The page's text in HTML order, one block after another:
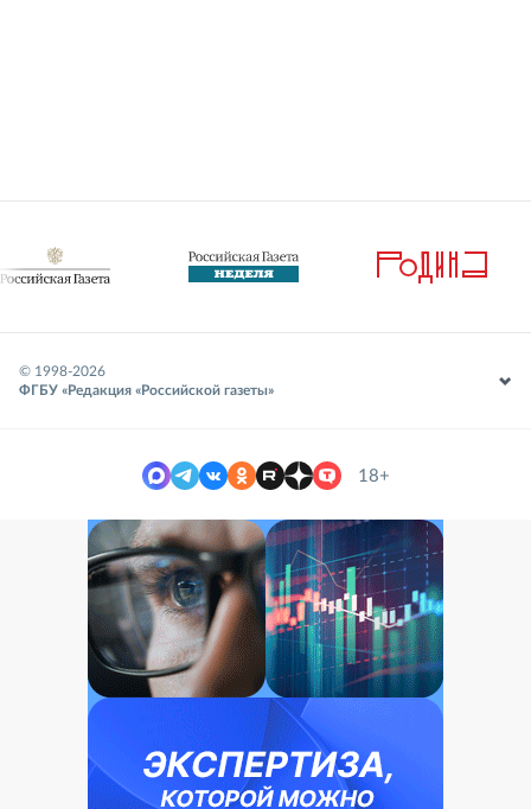
© 1998-2026
ФГБУ «Редакция «Российской газеты»
18+